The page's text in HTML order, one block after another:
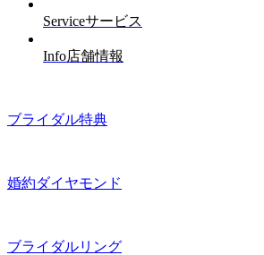
Serviceサービス
Info店舗情報
ブライダル特典
婚約ダイヤモンド
ブライダルリング